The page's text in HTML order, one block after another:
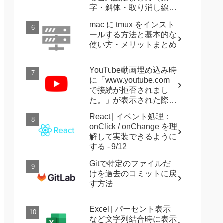
字・斜体・取り消し線・
mac に tmux をインスト
ールする方法と基本的な
使い方・メリットまとめ
YouTube動画埋め込み時
に「www.youtube.com
で接続が拒否されまし
た。」が表示された際に
React | イベント処理：
onClick / onChange を理
解して実装できるように
する - 9/12
Gitで特定のファイルだ
けを過去のコミットに戻
す方法
Excel | パーセント表示
など文字列結合時に表示